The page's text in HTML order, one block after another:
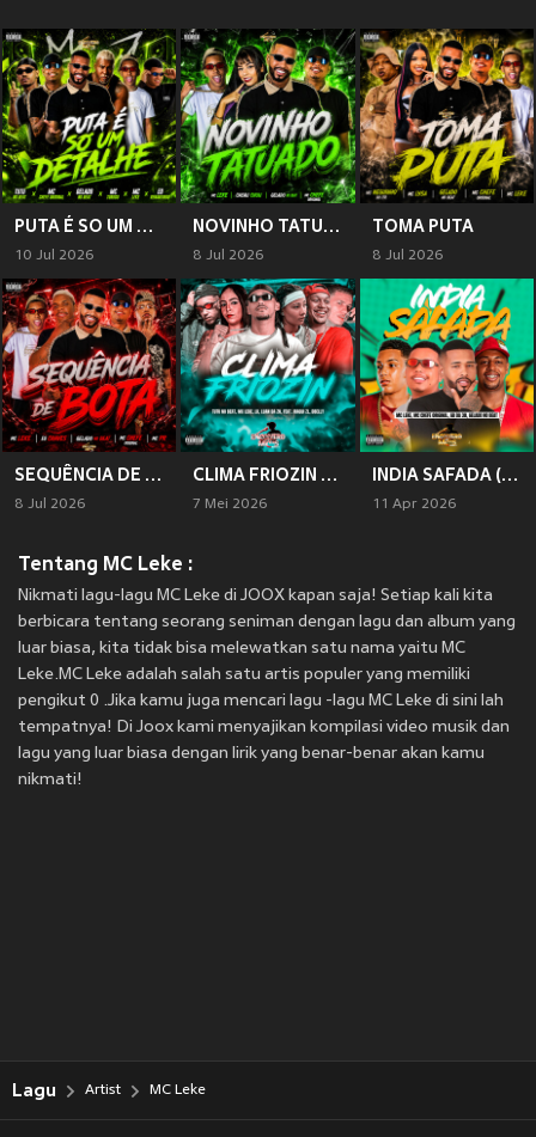
PUTA É SO UM DETALHE (Explicit)
10 Jul 2026
NOVINHO TATUADO
8 Jul 2026
TOMA PUTA
8 Jul 2026
SEQUÊNCIA DE BOTA
8 Jul 2026
CLIMA FRIOZIN (Explicit)
7 Mei 2026
INDIA SAFADA (Explicit)
11 Apr 2026
Tentang MC Leke :
Nikmati lagu-lagu MC Leke di JOOX kapan saja! Setiap kali kita
berbicara tentang seorang seniman dengan lagu dan album yang
luar biasa, kita tidak bisa melewatkan satu nama yaitu MC
Leke.MC Leke adalah salah satu artis populer yang memiliki
pengikut 0 .Jika kamu juga mencari lagu -lagu MC Leke di sini lah
tempatnya! Di Joox kami menyajikan kompilasi video musik dan
lagu yang luar biasa dengan lirik yang benar-benar akan kamu
nikmati!
Lagu Artist MC Leke